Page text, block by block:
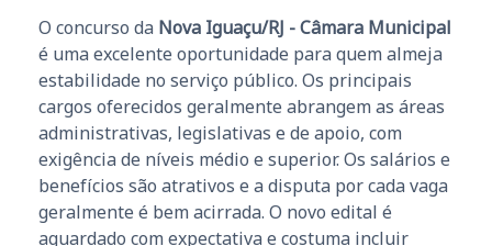
O concurso da Nova Iguaçu/RJ - Câmara Municipal
é uma excelente oportunidade para quem almeja
estabilidade no serviço público. Os principais
cargos oferecidos geralmente abrangem as áreas
administrativas, legislativas e de apoio, com
exigência de níveis médio e superior. Os salários e
benefícios são atrativos e a disputa por cada vaga
geralmente é bem acirrada. O novo edital é
aguardado com expectativa e costuma incluir